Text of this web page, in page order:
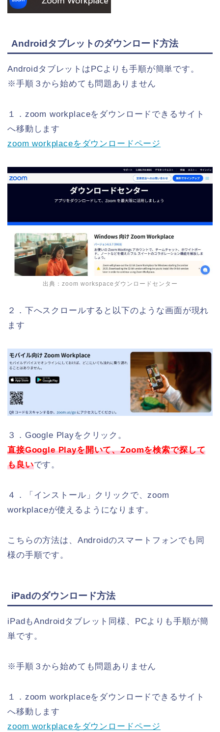
Androidタブレットのダウンロード方法
AndroidタブレットはPCよりも手順が簡単です。
※手順３から始めても問題ありません
１．zoom workplaceをダウンロードできるサイト
へ移動します
zoom workplaceをダウンロードページ
出典： zoom workspaceダウンロードセンター
２．下へスクロールすると以下のような画面が現れ
ます
３．Google Playをクリック。
直接Google Playを開いて、Zoomを検索で探して
も良いです。
４．「インストール」クリックで、zoom
workplaceが使えるようになります。
こちらの方法は、Androidのスマートフォンでも同
様の手順です。
iPadのダウンロード方法
iPadもAndroidタブレット同様、PCよりも手順が簡
単です。
※手順３から始めても問題ありません
１．zoom workplaceをダウンロードできるサイト
へ移動します
zoom workplaceをダウンロードページ